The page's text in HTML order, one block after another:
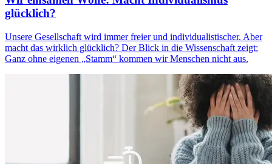
glücklich?
Unsere Gesellschaft wird immer freier und individualistischer. Aber
macht das wirklich glücklich? Der Blick in die Wissenschaft zeigt:
Ganz ohne eigenen „Stamm“ kommen wir Menschen nicht aus.